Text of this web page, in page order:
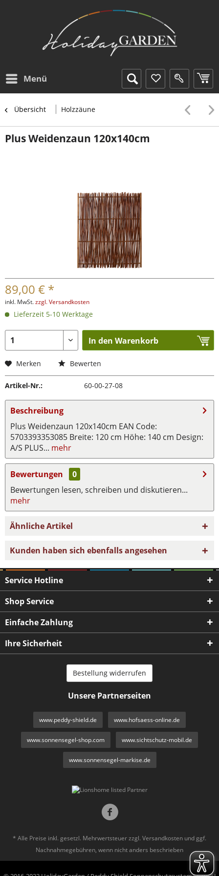
Menü
Übersicht Holzzäune
Plus Weidenzaun 120x140cm
89,00 € *
inkl. MwSt.zzgl. Versandkosten
Lieferzeit 5-10 Werktage
In den Warenkorb
Merken Bewerten
Artikel-Nr.: 60-00-27-08
Beschreibung
Plus Weidenzaun 120x140cm EAN Code:
5703393353085 Breite: 120 cm Höhe: 140 cm Design:
A/S PLUS... mehr
Bewertungen
0
Bewertungen lesen, schreiben und diskutieren...
mehr
Ähnliche Artikel
Kunden haben sich ebenfalls angesehen
Service Hotline
Shop Service
Einfache Zahlung
Ihre Sicherheit
Bestellung widerrufen
Unsere Partnerseiten
www.peddy-shield.de www.hofsaess-online.de
www.sonnensegel-shop.com www.sichtschutz-mobil.de
www.sonnensegel-markise.de
* Alle Preise inkl. gesetzl. Mehrwertsteuer zzgl. Versandkosten und ggf.
Nachnahmegebühren, wenn nicht anders beschrieben